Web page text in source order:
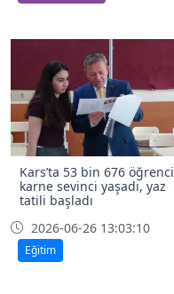
Kars’ta 53 bin 676 öğrenci
karne sevinci yaşadı, yaz
tatili başladı
2026-06-26 13:03:10
Eğitim